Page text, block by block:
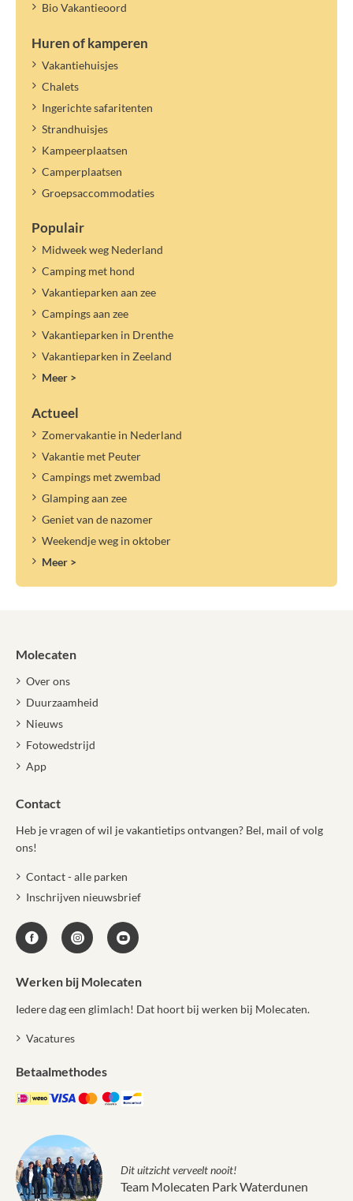
Bio Vakantieoord
Huren of kamperen
Vakantiehuisjes
Chalets
Ingerichte safaritenten
Strandhuisjes
Kampeerplaatsen
Camperplaatsen
Groepsaccommodaties
Populair
Midweek weg Nederland
Camping met hond
Vakantieparken aan zee
Campings aan zee
Vakantieparken in Drenthe
Vakantieparken in Zeeland
Meer >
Actueel
Zomervakantie in Nederland
Vakantie met Peuter
Campings met zwembad
Glamping aan zee
Geniet van de nazomer
Weekendje weg in oktober
Meer >
Molecaten
Over ons
Duurzaamheid
Nieuws
Fotowedstrijd
App
Contact
Heb je vragen of wil je vakantietips ontvangen? Bel, mail of volg
ons!
Contact - alle parken
Inschrijven nieuwsbrief
Werken bij Molecaten
Iedere dag een glimlach! Dat hoort bij werken bij Molecaten.
Vacatures
Betaalmethodes
Dit uitzicht verveelt nooit!
Team Molecaten Park Waterdunen